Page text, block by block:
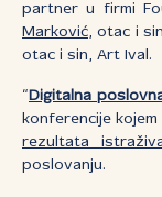
partner u firmi
Marković, otac i
otac i sin, Art Ival.
“ Digitalna
konferencije
rezultata
poslovanju.